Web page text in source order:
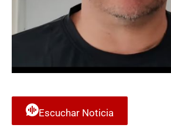
Escuchar Noticia